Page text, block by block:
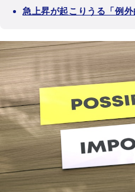
急上昇が起こりうる「例